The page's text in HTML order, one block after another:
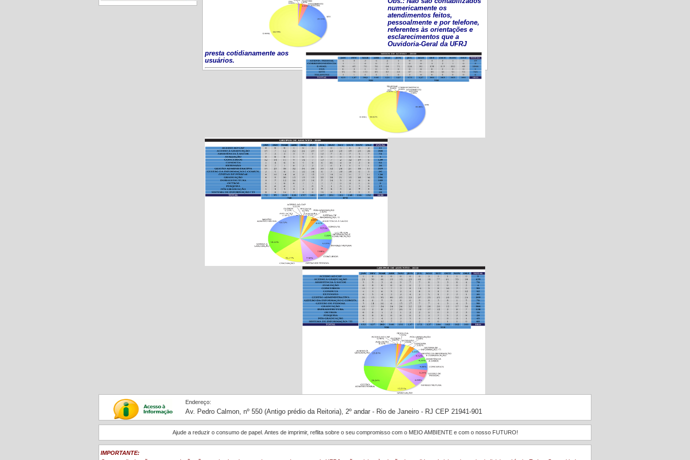
numericamente os
atendimentos feitos,
pessoalmente e por telefone,
referentes às orientações e
esclarecimentos que a
Ouvidoria-Geral da UFRJ
presta cotidianamente aos
usuários.
Endereço:
Av. Pedro Calmon, nº 550 (Antigo prédio da Reitoria), 2º andar - Rio de Janeiro - RJ CEP 21941-901
Ajude a reduzir o consumo de papel. Antes de imprimir, reflita sobre o seu compromisso com o MEIO AMBIENTE e com o nosso FUTURO!
IMPORTANTE: